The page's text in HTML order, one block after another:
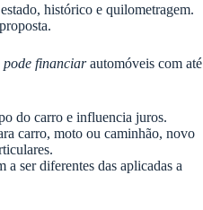
histórico e quilometragem.
pode financiarautomóveis com até
do carro e influencia juros.
carro, moto ou caminhão, novo
a ser diferentes das aplicadas a